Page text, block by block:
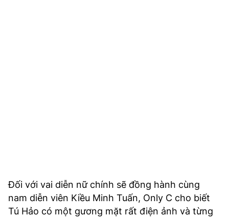
Đối với vai diễn nữ chính sẽ đồng hành cùng
nam diễn viên Kiều Minh Tuấn, Only C cho biết
Tú Hảo có một gương mặt rất điện ảnh và từng